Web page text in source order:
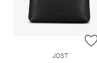
JOST